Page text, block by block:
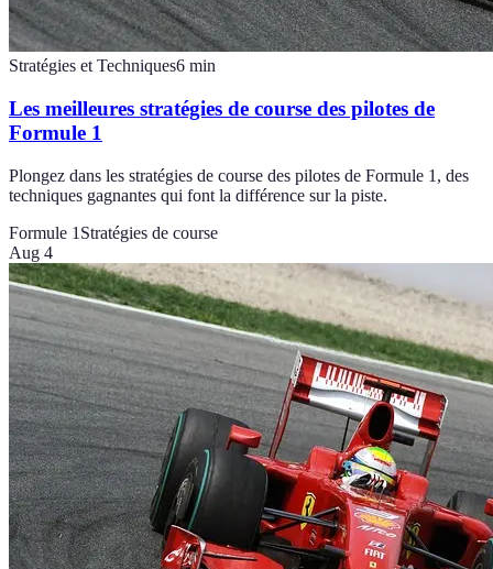
Stratégies et Techniques6 min
Les meilleures stratégies de course des pilotes de
Formule 1
Plongez dans les stratégies de course des pilotes de Formule 1, des
techniques gagnantes qui font la différence sur la piste.
Formule 1 Stratégies de course
Aug 4